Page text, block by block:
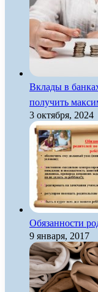
Вклады в
получить
3 октября, 2024
Обязанности
9 января, 2017